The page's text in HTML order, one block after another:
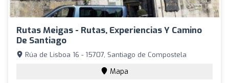
Rutas Meigas - Rutas, Experiencias Y Camino
De Santiago
Rúa de Lisboa 16 - 15707, Santiago de Compostela
Mapa